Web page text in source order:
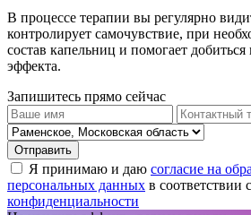
В процессе терапии вы регулярно
контролирует самочувствие, при
состав капельниц и помогает
эффекта.
Запишитесь прямо сейчас
Я принимаю и даю согласие на
персональных данных в соответствии с
конфиденциальности